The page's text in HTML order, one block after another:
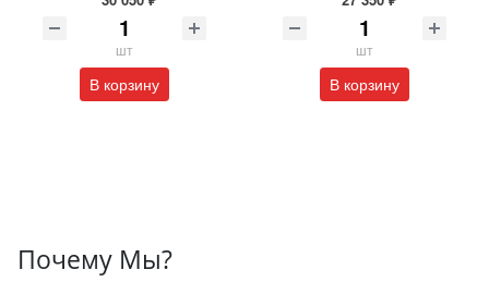
шт
В корзину
шт
В корзину
Почему Мы?